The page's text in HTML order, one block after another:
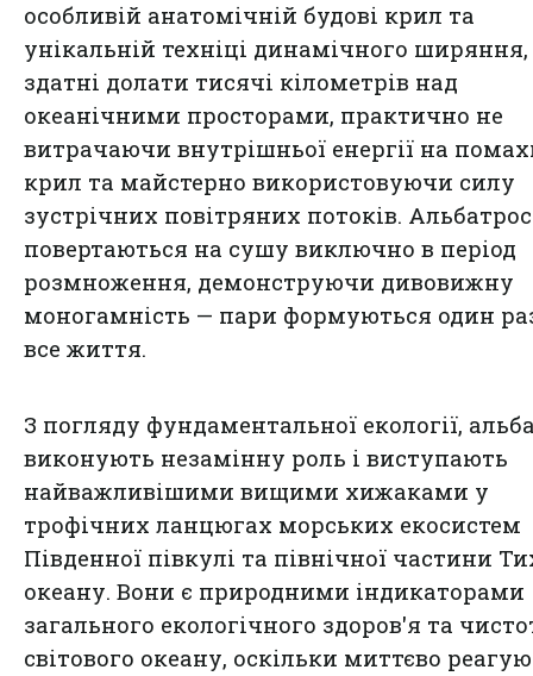
особливій анатомічній будові крил та
унікальній техніці динамічного
здатні долати тисячі кілометрів над
океанічними просторами, практично не
витрачаючи внутрішньої енергії на
крил та майстерно використовуючи силу
зустрічних повітряних потоків.
повертаються на сушу виключно в період
розмноження, демонструючи дивовижну
моногамність — пари формуються один
все життя.
З погляду фундаментальної екології,
виконують незамінну роль і виступають
найважливішими вищими хижаками у
трофічних ланцюгах морських екосистем
Південної півкулі та північної частини
океану. Вони є природними індикаторами
загального екологічного здоров'я та
світового океану, оскільки миттєво